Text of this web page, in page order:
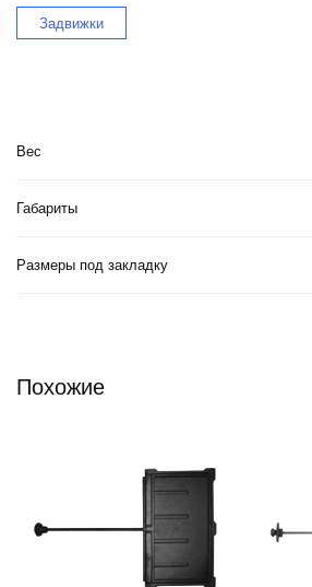
Задвижки
Вес
Габариты
Размеры под закладку
Похожие